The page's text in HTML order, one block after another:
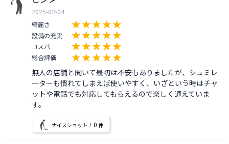
2025-02-04
綺麗さ
設備の充実
コスパ
総合評価
無人の店舗と聞いて最初は不安もありましたが、シュミレ
ーターも慣れてしまえば使いやすく、いざという時はチャ
ットや電話でも対応してもらえるので楽しく通えていま
す。
ナイスショット！ 0 件